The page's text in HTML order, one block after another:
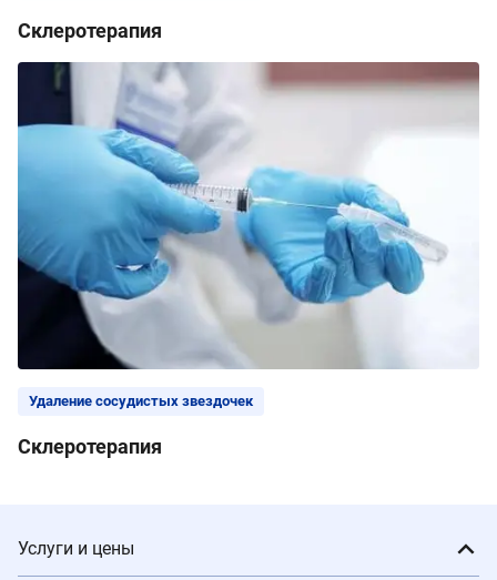
Склеротерапия
Удаление сосудистых звездочек
Склеротерапия
Услуги и цены